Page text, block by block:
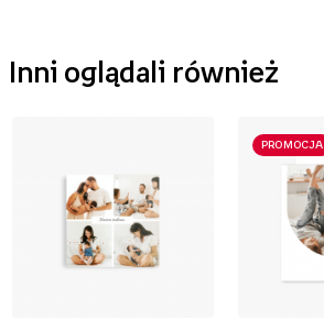
Inni oglądali również
PROMOCJA